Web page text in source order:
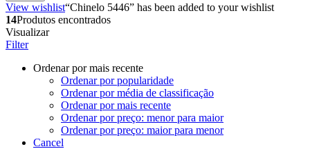
View wishlist“Chinelo 5446” has been added to your wishlist
14Produtos encontrados
Visualizar
Filter
Ordenar por mais recente
Ordenar por popularidade
Ordenar por média de classificação
Ordenar por mais recente
Ordenar por preço: menor para maior
Ordenar por preço: maior para menor
Cancel